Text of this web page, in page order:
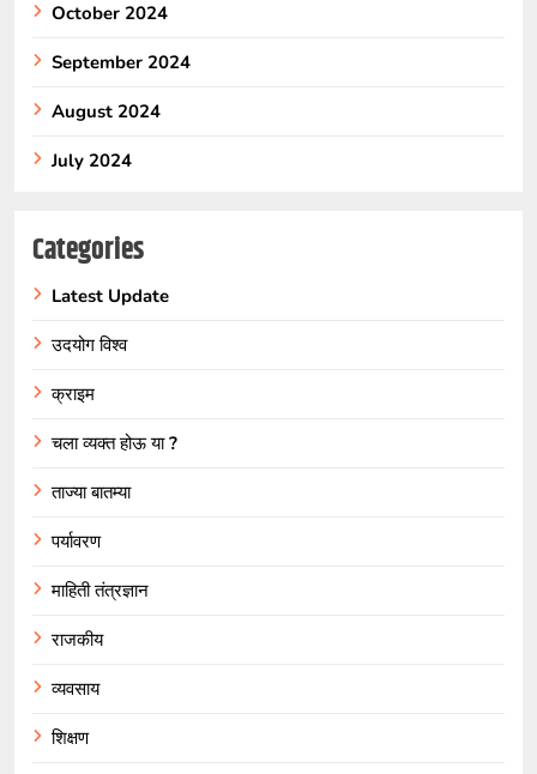
October 2024
September 2024
August 2024
July 2024
Categories
Latest Update
उदयोग विश्व
क्राइम
चला व्यक्त होऊ या ?
ताज्या बातम्या
पर्यावरण
माहिती तंत्रज्ञान
राजकीय
व्यवसाय
शिक्षण